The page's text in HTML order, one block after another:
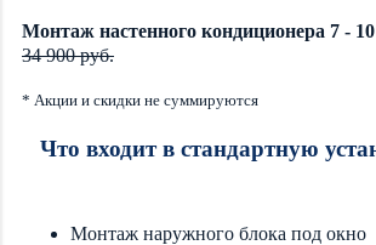
Монтаж настенного кондиционера 7 -
34 900 руб.
* Акции и скидки не суммируются
Что входит в стандартную
Монтаж наружного блока под окно